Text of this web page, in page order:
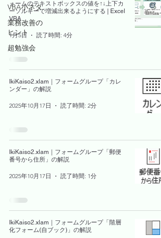
VBA小ネタ
業務改善の
ヒント
超勉強会
ォームのテキストボックスの値を↑↓上下カ
ーソルキーで増減出来るようにする | Excel
VBA
1月5日 読了時間: 4分
IkiKaiso2.xlam｜フォームグループ「カレ
ンダー」の解説
2025年10月17日 読了時間: 2分
IkiKaiso2.xlam｜フォームグループ「郵便
番号から住所」の解説
2025年10月17日 読了時間: 1分
IkiKaiso2.xlam｜フォームグループ「階層
化フォーム(自ブック)」の解説